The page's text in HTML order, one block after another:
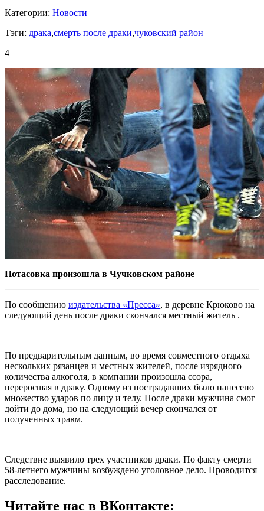
Категории: Новости
Тэги: драка,смерть после драки,чуковский район
4
Потасовка произошла в Чучковском районе
По сообщению издательства «Пресса», в деревне Крюково на
следующий день после драки скончался местный житель .
По предварительным данным, во время совместного отдыха
нескольких рязанцев и местных жителей, после изрядного
количества алкоголя, в компании произошла ссора,
переросшая в драку. Одному из пострадавших было нанесено
множество ударов по лицу и телу. После драки мужчина смог
дойти до дома, но на следующий вечер скончался от
полученных травм.
Следствие выявило трех участников драки. По факту смерти
58-летнего мужчины возбуждено уголовное дело. Проводится
расследование.
Читайте нас в ВКонтакте: